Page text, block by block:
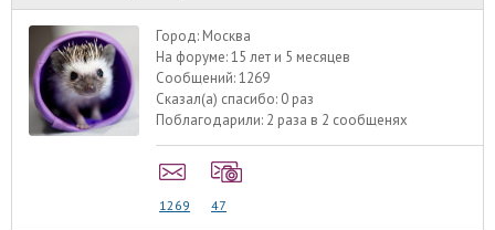
Город: Москва
На форуме:15 лет и 5 месяцев
Сообщений:1269
Сказал(а) спасибо: 0 раз
Поблагодарили: 2 раза в 2 сообщенях
1269 47